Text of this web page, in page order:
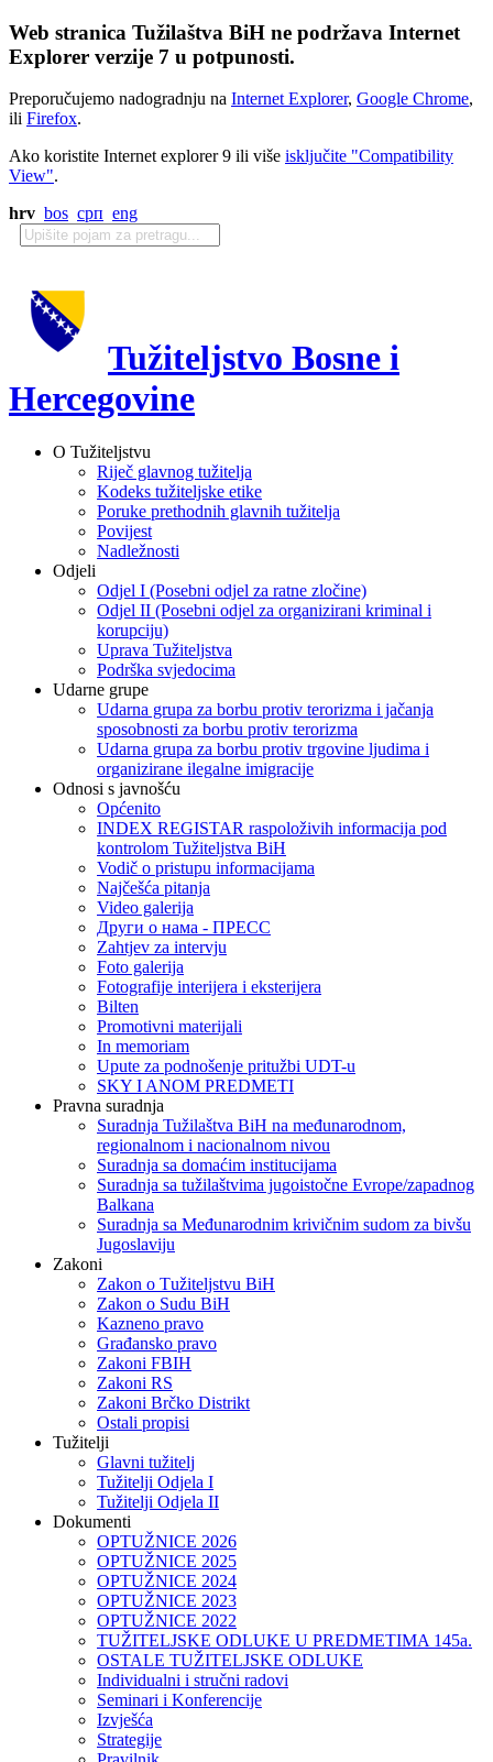
Web stranica Tužilaštva BiH ne podržava Internet
Explorer verzije 7 u potpunosti.
Preporučujemo nadogradnju na Internet Explorer, Google Chrome,
ili Firefox.
Ako koristite Internet explorer 9 ili više isključite "Compatibility
View".
hrv bos срп eng
Tužiteljstvo Bosne i
Hercegovine
O Tužiteljstvu
Riječ glavnog tužitelja
Kodeks tužiteljske etike
Poruke prethodnih glavnih tužitelja
Povijest
Nadležnosti
Odjeli
Odjel I (Posebni odjel za ratne zločine)
Odjel II (Posebni odjel za organizirani kriminal i
korupciju)
Uprava Tužiteljstva
Podrška svjedocima
Udarne grupe
Udarna grupa za borbu protiv terorizma i jačanja
sposobnosti za borbu protiv terorizma
Udarna grupa za borbu protiv trgovine ljudima i
organizirane ilegalne imigracije
Odnosi s javnošću
Općenito
INDEX REGISTAR raspoloživih informacija pod
kontrolom Tužiteljstva BiH
Vodič o pristupu informacijama
Najčešća pitanja
Video galerija
Други о нама - ПРЕСC
Zahtjev za intervju
Foto galerija
Fotografije interijera i eksterijera
Bilten
Promotivni materijali
In memoriam
Upute za podnošenje pritužbi UDT-u
SKY I ANOM PREDMETI
Pravna suradnja
Suradnja Tužilaštva BiH na međunarodnom,
regionalnom i nacionalnom nivou
Suradnja sa domaćim institucijama
Suradnja sa tužilaštvima jugoistočne Evrope/zapadnog
Balkana
Suradnja sa Međunarodnim krivičnim sudom za bivšu
Jugoslaviju
Zakoni
Zakon o Тužiteljstvu BiH
Zakon o Sudu BiH
Kazneno pravo
Građansko pravo
Zakoni FBIH
Zakoni RS
Zakoni Brčko Distrikt
Ostali propisi
Tužitelji
Glavni tužitelj
Tužitelji Odjela I
Tužitelji Odjela II
Dokumenti
OPTUŽNICE 2026
OPTUŽNICE 2025
OPTUŽNICE 2024
OPTUŽNICE 2023
OPTUŽNICE 2022
TUŽITELJSKE ODLUKE U PREDMETIMA 145a.
OSTALE TUŽITELJSKE ODLUKE
Individualni i stručni radovi
Seminari i Konferencije
Izvješća
Strategije